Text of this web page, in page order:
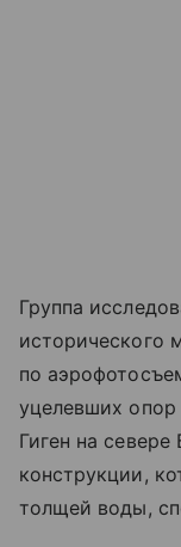
Группа
исторического
по
уцелевших опор
Гиген на
конструкции,
толщей воды,